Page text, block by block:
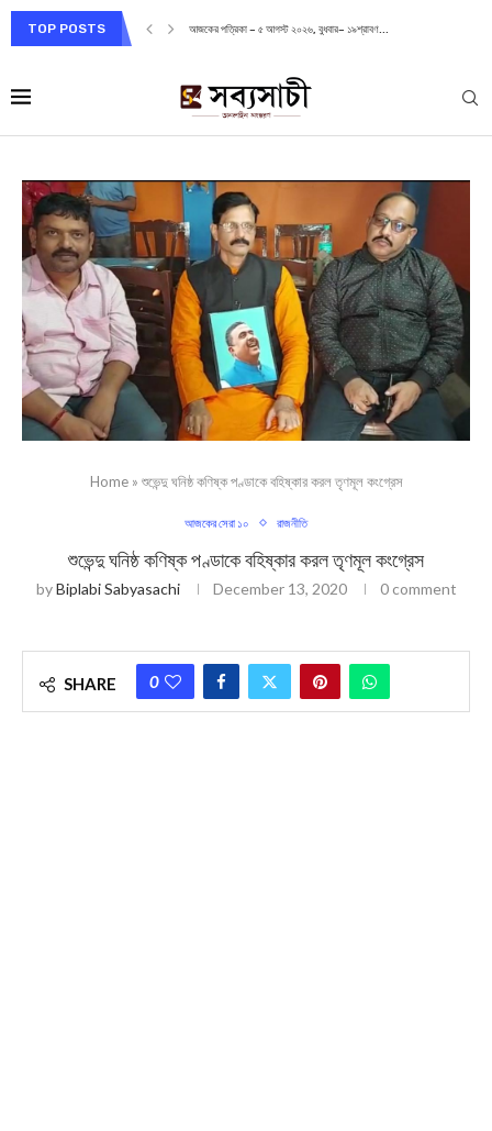
TOP POSTS আজকের পত্রিকা – ৫ আগস্ট ২০২৬, বুধবার– ১৯শ্রাবণ...
Home» শুভেন্দু ঘনিষ্ঠ কণিষ্ক পণ্ডাকে বহিষ্কার করল তৃণমূল কংগ্রেস
আজকের সেরা ১০ রাজনীতি
শুভেন্দু ঘনিষ্ঠ কণিষ্ক পণ্ডাকে বহিষ্কার করল তৃণমূল কংগ্রেস
byBiplabi Sabyasachi December 13, 2020 0 comment
SHARE 0